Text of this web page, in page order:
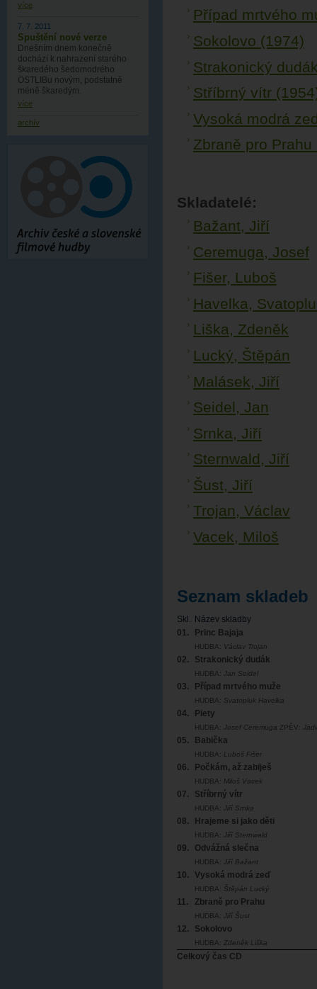
Případ mrtvého
Sokolovo (1974)
Strakonický
Stříbrný vítr
Vysoká modrá
Zbraně pro Prahu
Skladatelé:
Bažant, Jiří
Ceremuga, Josef
Fišer, Luboš
Havelka,
Liška, Zdeněk
Lucký, Štěpán
Malásek, Jiří
Seidel, Jan
Srnka, Jiří
Sternwald, Jiří
Šust, Jiří
Trojan, Václav
Vacek, Miloš
Seznam skladeb
Skl.
Název skladby
01.
Princ Bajaja
HUDBA: Václav Trojan
02. Strakonický dudák
HUDBA: Jan Seidel
03. Případ mrtvého muže
HUDBA: Svatopluk Havelka
04. Piety
HUDBA: Josef Ceremuga ZPĚV:
05. Babička
HUDBA: Luboš Fišer
06. Počkám, až zabiješ
HUDBA: Miloš Vacek
07. Stříbrný vítr
HUDBA: Jiří Srnka
08. Hrajeme si jako děti
HUDBA: Jiří Sternwald
09. Odvážná slečna
HUDBA: Jiří Bažant
10. Vysoká modrá zeď
HUDBA: Štěpán Lucký
11. Zbraně pro Prahu
HUDBA: Jiří Šust
12. Sokolovo
HUDBA: Zdeněk Liška
Celkový čas CD
více
7. 7. 2011
Spuštění nové verze
Dnešním dnem konečně
dochází k nahrazení starého
škaredého šedomodrého
OSTLIBu novým, podstatně
méně škaredým.
více
archív